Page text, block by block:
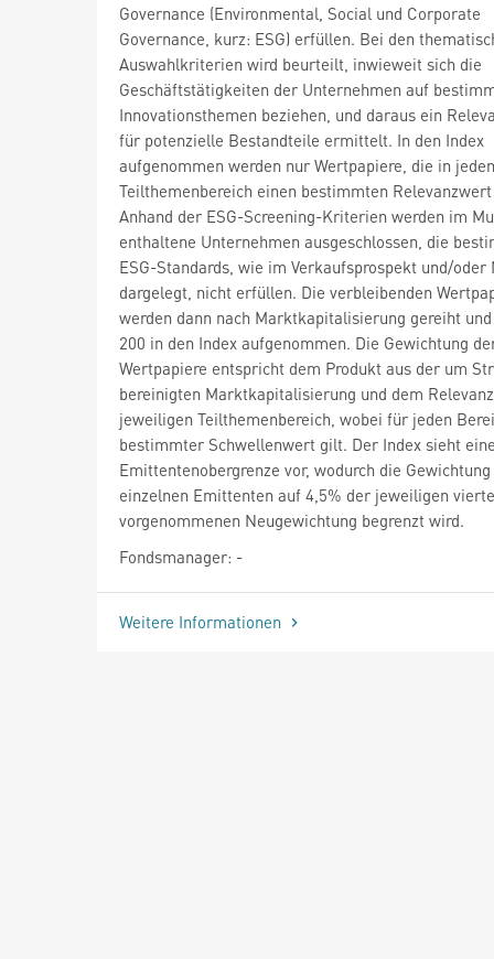
Governance (Environmental, Social und Corporate
Governance, kurz: ESG) erfüllen. Bei den
Auswahlkriterien wird beurteilt, inwieweit sich die
Geschäftstätigkeiten der Unternehmen auf
Innovationsthemen beziehen, und daraus ein
für potenzielle Bestandteile ermittelt. In den Index
aufgenommen werden nur Wertpapiere, die in
Teilthemenbereich einen bestimmten
Anhand der ESG-Screening-Kriterien werden im
enthaltene Unternehmen ausgeschlossen, die
ESG-Standards, wie im Verkaufsprospekt und/oder
dargelegt, nicht erfüllen. Die verbleibenden
werden dann nach Marktkapitalisierung gereiht
200 in den Index aufgenommen. Die Gewichtung
Wertpapiere entspricht dem Produkt aus der um
bereinigten Marktkapitalisierung und dem
jeweiligen Teilthemenbereich, wobei für jeden
bestimmter Schwellenwert gilt. Der Index sieht
Emittentenobergrenze vor, wodurch die
einzelnen Emittenten auf 4,5% der jeweiligen
vorgenommenen Neugewichtung begrenzt wird.
Fondsmanager: -
Weitere Informationen